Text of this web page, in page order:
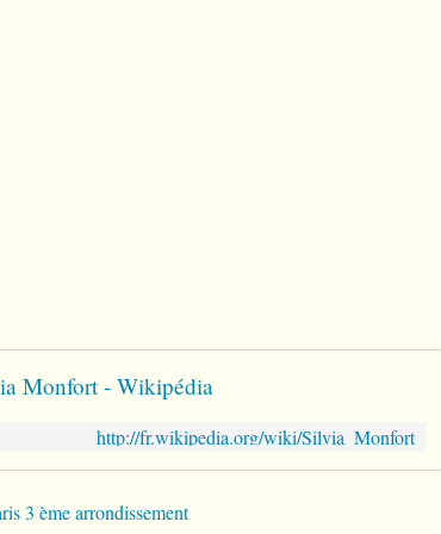
Monfort - Wikipédia
http://fr.wikipedia.org/wiki/Silvia_Monfort